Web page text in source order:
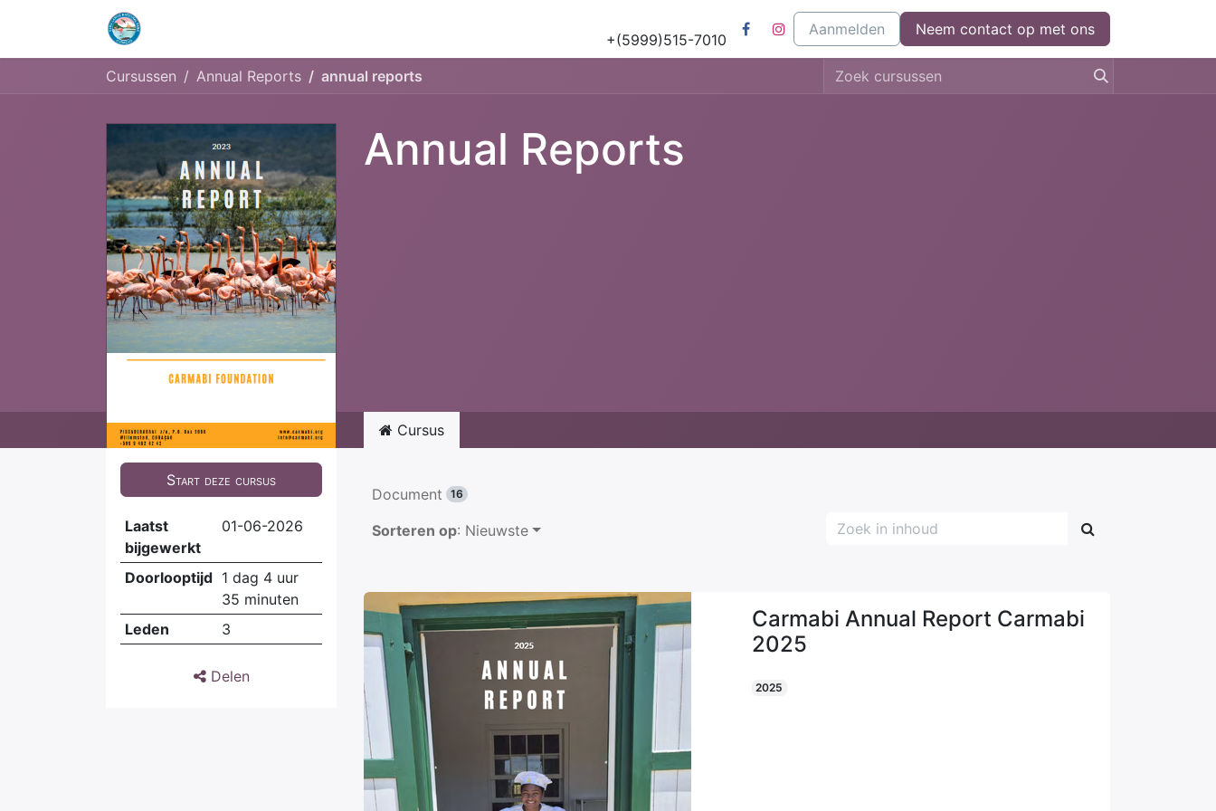
Het Salu Project Lesmateriaal Kom bij ons werken Neem contact op
+(5999)515-7010
Aanmelden Neem contact op met ons
Cursussen Annual Reports annual reports
Annual Reports
Start deze cursus
Laatst
bijgewerkt
01-06-2026
Doorlooptijd 1 dag 4 uur
35 minuten
Leden
3
Delen
Cursus
Document 16
Sorteren op: Nieuwste
Carmabi Annual Report Carmabi
2025
2025